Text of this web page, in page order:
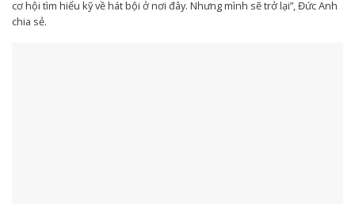
cơ hội tìm hiểu kỹ về hát bội ở nơi đây. Nhưng mình sẽ trở lại”, Đức Anh
chia sẻ.